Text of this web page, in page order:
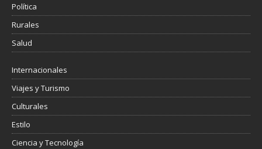
Política
Rurales
Salud
Internacionales
Viajes y Turismo
Culturales
Estilo
Ciencia y Tecnología